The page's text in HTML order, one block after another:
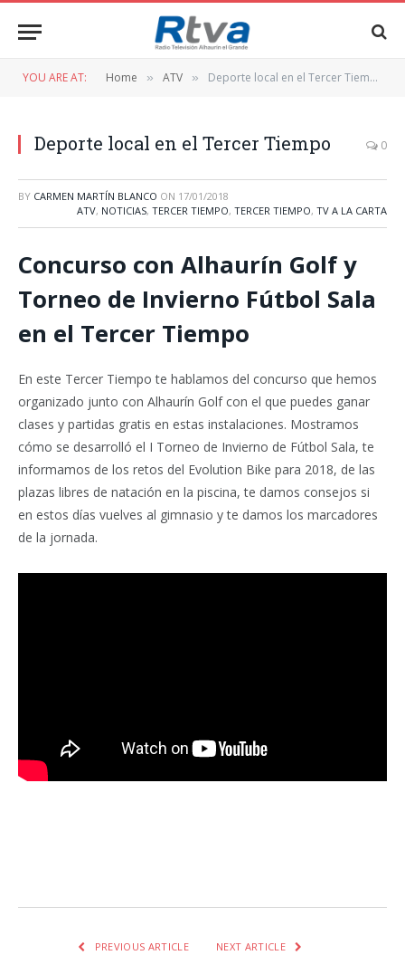
YOU ARE AT: Home » ATV » Deporte local en el Tercer Tiempo
Deporte local en el Tercer Tiempo 0
BY CARMEN MARTÍN BLANCO ON 17/01/2018
ATV, NOTICIAS, TERCER TIEMPO, TERCER TIEMPO, TV A LA CARTA
Concurso con Alhaurín Golf y
Torneo de Invierno Fútbol Sala
en el Tercer Tiempo
En este Tercer Tiempo te hablamos del concurso que hemos
organizado junto con Alhaurín Golf con el que puedes ganar
clases y partidas gratis en estas instalaciones. Mostramos
cómo se desarrolló el I Torneo de Invierno de Fútbol Sala, te
informamos de los retos del Evolution Bike para 2018, de las
plazas libres de natación en la piscina, te damos consejos si
en estos días vuelves al gimnasio y te damos los marcadores
de la jornada.
PREVIOUS ARTICLE NEXT ARTICLE